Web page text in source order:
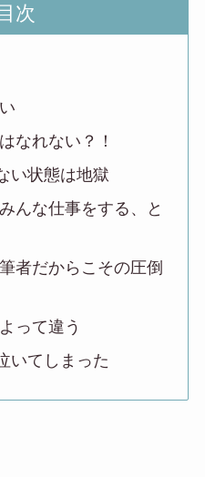
次
なれない？！
い状態は地獄
んな仕事をする、と
者だからこその圧倒
って違う
いてしまった